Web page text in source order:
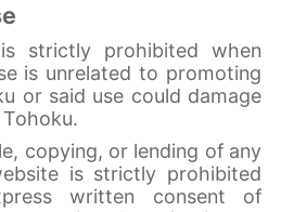
strictly prohibited when
is unrelated to promoting
or said use could damage
copying, or lending of any
is strictly prohibited
written consent of